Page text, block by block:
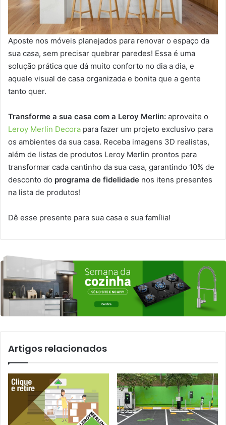
Aposte nos móveis planejados para renovar o espaço da
sua casa, sem precisar quebrar paredes! Essa é uma
solução prática que dá muito conforto no dia a dia, e
aquele visual de casa organizada e bonita que a gente
tanto quer.
Transforme a sua casa com a Leroy Merlin: aproveite o
Leroy Merlin Decora para fazer um projeto exclusivo para
os ambientes da sua casa. Receba imagens 3D realistas,
além de listas de produtos Leroy Merlin prontos para
transformar cada cantinho da sua casa, garantindo 10% de
desconto do programa de fidelidade nos itens presentes
na lista de produtos!
Dê esse presente para sua casa e sua família!
Artigos relacionados